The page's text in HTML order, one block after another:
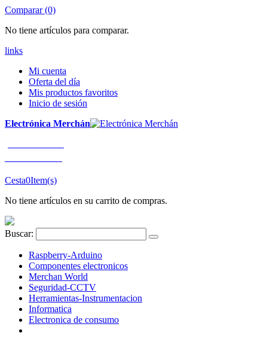
Comparar (0)
No tiene artículos para comparar.
links
Mi cuenta
Oferta del día
Mis productos favoritos
Inicio de sesión
Electrónica Merchán
Cesta0Item(s)
No tiene artículos en su carrito de compras.
Buscar:
Raspberry-Arduino
Componentes electronicos
Merchan World
Seguridad-CCTV
Herramientas-Instrumentacion
Informatica
Electronica de consumo